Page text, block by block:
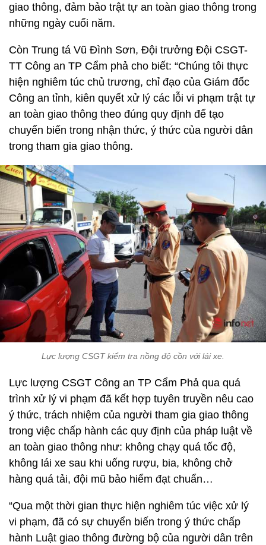
giao thông, đảm bảo trật tự an toàn giao thông trong
những ngày cuối năm.
Còn Trung tá Vũ Đình Sơn, Đội trưởng Đội CSGT-
TT Công an TP Cẩm phả cho biết: “Chúng tôi thực
hiện nghiêm túc chủ trương, chỉ đạo của Giám đốc
Công an tỉnh, kiên quyết xử lý các lỗi vi phạm trật tự
an toàn giao thông theo đúng quy định để tạo
chuyển biến trong nhận thức, ý thức của người dân
trong tham gia giao thông.
Lực lượng CSGT kiểm tra nồng độ cồn với lái xe.
Lực lượng CSGT Công an TP Cẩm Phả qua quá
trình xử lý vi phạm đã kết hợp tuyên truyền nêu cao
ý thức, trách nhiệm của người tham gia giao thông
trong việc chấp hành các quy định của pháp luật về
an toàn giao thông như: không chạy quá tốc độ,
không lái xe sau khi uống rượu, bia, không chở
hàng quá tải, đội mũ bảo hiểm đạt chuẩn…
“Qua một thời gian thực hiện nghiêm túc việc xử lý
vi phạm, đã có sự chuyển biến trong ý thức chấp
hành Luật giao thông đường bộ của người dân trên